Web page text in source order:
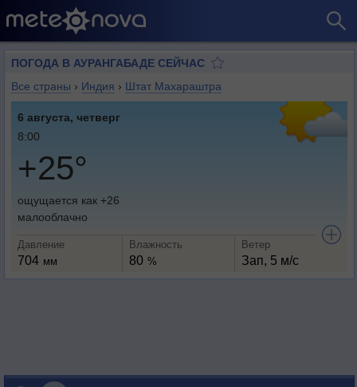
ПОГОДА В АУРАНГАБАДЕ СЕЙЧАС
Все страны › Индия › Штат Махараштра
6 августа, четверг
8:00
+25°
ощущается как +26
малооблачно
Давление
704 мм
Влажность
80 %
Ветер
Зап, 5 м/с